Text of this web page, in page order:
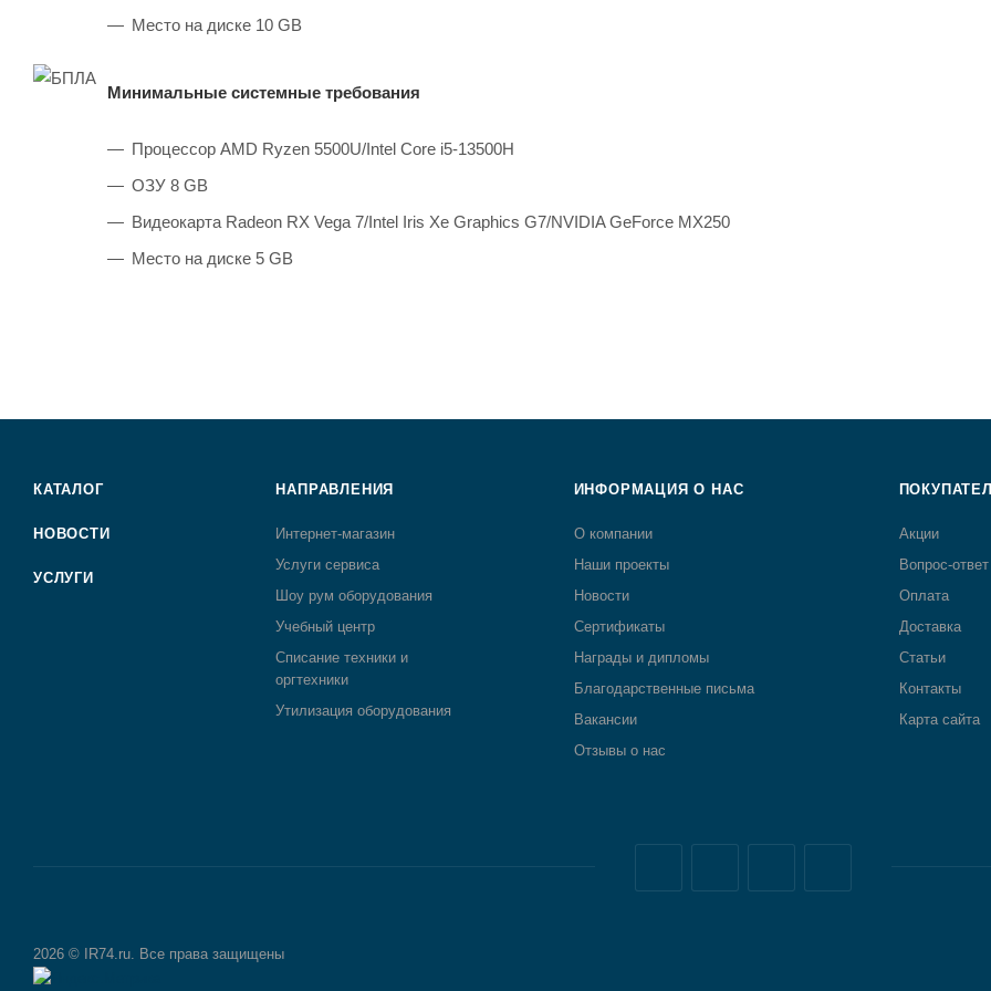
Место на диске 10 GB
Минимальные системные требования
Процессор AMD Ryzen 5500U/Intel Core i5-13500H
ОЗУ 8 GB
Видеокарта Radeon RX Vega 7/Intel Iris Xe Graphics G7/NVIDIA GeForce MX250
Место на диске 5 GB
КАТАЛОГ
НОВОСТИ
УСЛУГИ
НАПРАВЛЕНИЯ
Интернет-магазин
Услуги сервиса
Шоу рум оборудования
Учебный центр
Списание техники и
оргтехники
Утилизация оборудования
ИНФОРМАЦИЯ О НАС
О компании
Наши проекты
Новости
Сертификаты
Награды и дипломы
Благодарственные письма
Вакансии
Отзывы о нас
Акции
Вопрос-ответ
Оплата
Доставка
Статьи
Контакты
Карта сайта
2026 © IR74.ru. Все права защищены